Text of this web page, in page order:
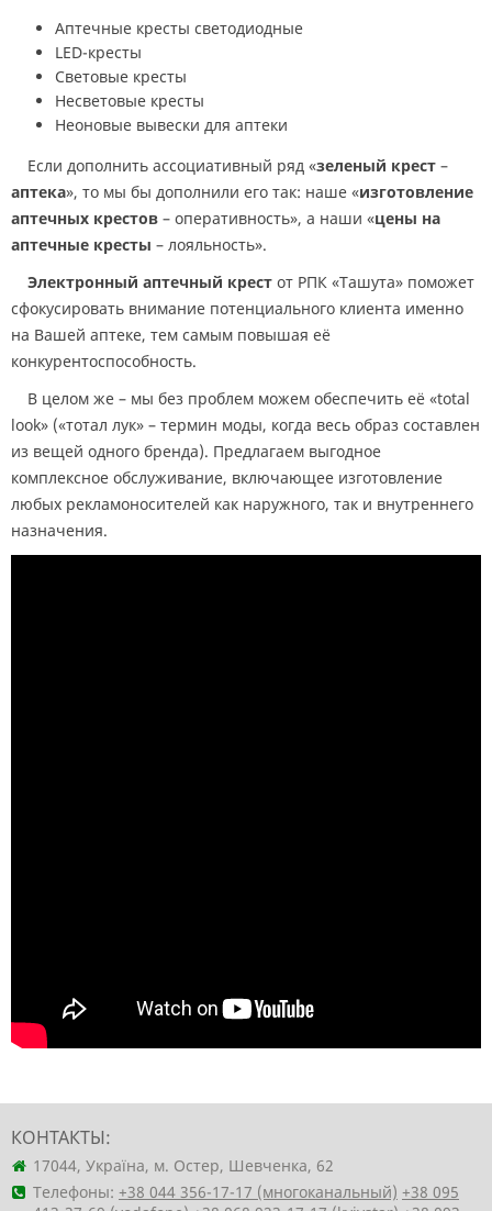
Аптечные кресты светодиодные
LED-кресты
Световые кресты
Несветовые кресты
Неоновые вывески для аптеки
Если дополнить ассоциативный ряд «зеленый крест –
аптека», то мы бы дополнили его так: наше «изготовление
аптечных крестов – оперативность», а наши «цены на
аптечные кресты – лояльность».
Электронный аптечный крест от РПК «Ташута» поможет
сфокусировать внимание потенциального клиента именно
на Вашей аптеке, тем самым повышая её
конкурентоспособность.
В целом же – мы без проблем можем обеспечить её «total
look» («тотал лук» – термин моды, когда весь образ составлен
из вещей одного бренда). Предлагаем выгодное
комплексное обслуживание, включающее изготовление
любых рекламоносителей как наружного, так и внутреннего
назначения.
КОНТАКТЫ:
17044, Україна, м. Остер, Шевченка, 62
Телефоны: +38 044 356-17-17 (многоканальный) +38 095